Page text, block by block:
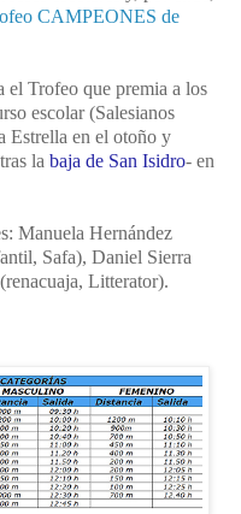
CAMPEONES de
el Trofeo que premia a los
escolar (Salesianos
Estrella en el otoño y
la baja de San Isidro- en
Manuela Hernández
Safa), Daniel Sierra
Litterator).